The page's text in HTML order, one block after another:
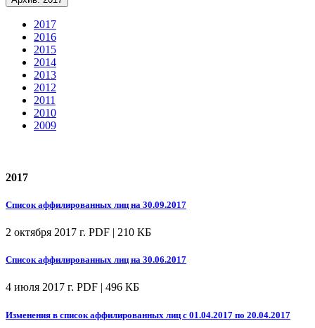
2017
2016
2015
2014
2013
2012
2011
2010
2009
2017
Список аффилированных лиц на 30.09.2017
2 октября 2017 г. PDF | 210 КБ
Список аффилированных лиц на 30.06.2017
4 июля 2017 г. PDF | 496 КБ
Изменения в список аффилированных лиц с 01.04.2017 по 20.04.2017